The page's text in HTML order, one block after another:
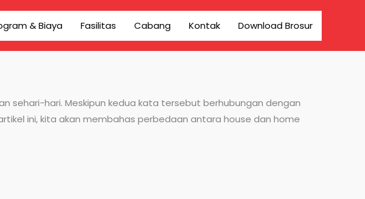
& Biaya Fasilitas Cabang Kontak Download Brosur
sehari-hari. Meskipun kedua kata tersebut berhubungan dengan
ini, kita akan membahas perbedaan antara house dan home